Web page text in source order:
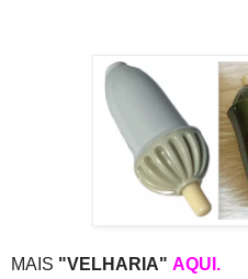
MAIS "VELHARIA" AQUI.